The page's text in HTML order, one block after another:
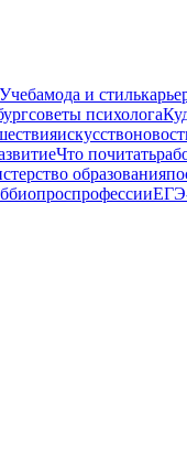
Учебамода и стиль
советы психолога
искусство
Что почитать
образования
опроспрофессии